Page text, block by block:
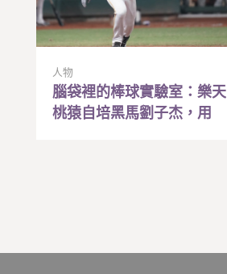
人物
腦袋裡的棒球實驗室：樂天
桃猿自培黑馬劉子杰，用